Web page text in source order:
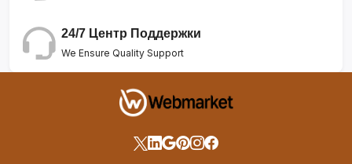
24/7 Центр Поддержки
We Ensure Quality Support